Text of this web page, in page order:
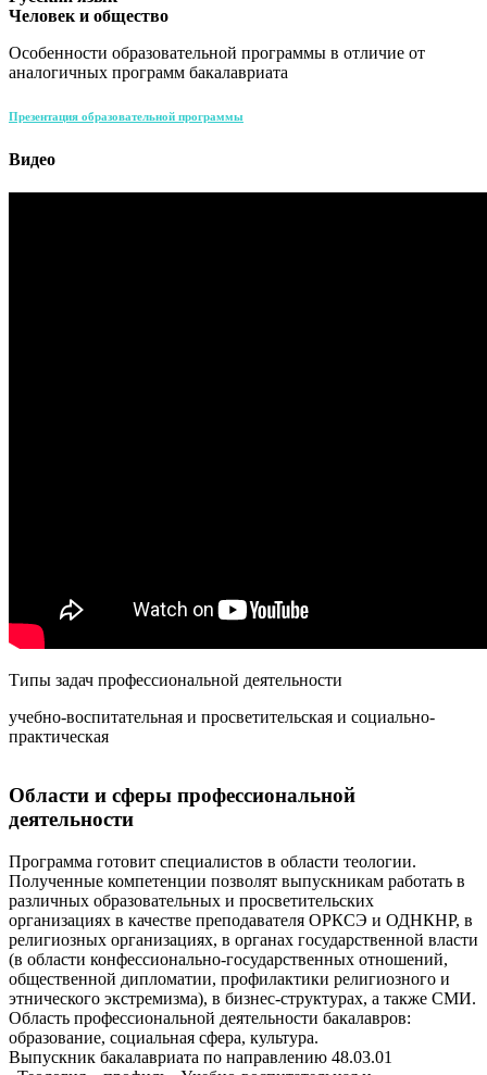
Человек и общество
Особенности образовательной программы в отличие от
аналогичных программ бакалавриата
Презентация образовательной программы
Видео
Типы задач профессиональной деятельности
учебно-воспитательная и просветительская и социально-
практическая
Области и сферы профессиональной
деятельности
Программа готовит специалистов в области теологии.
Полученные компетенции позволят выпускникам работать в
различных образовательных и просветительских
организациях в качестве преподавателя ОРКСЭ и ОДНКНР, в
религиозных организациях, в органах государственной власти
(в области конфессионально-государственных отношений,
общественной дипломатии, профилактики религиозного и
этнического экстремизма), в бизнес-структурах, а также СМИ.
Область профессиональной деятельности бакалавров:
образование, социальная сфера, культура.
Выпускник бакалавриата по направлению 48.03.01